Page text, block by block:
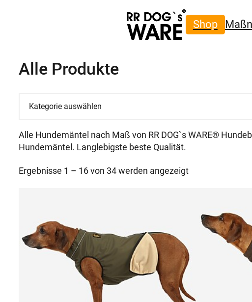
Shop
Alle Produkte
auswählen
Alle Hundemäntel nach Maß von RR DOG`s WARE®
Hundemäntel. Langlebigste beste Qualität.
Ergebnisse 1 – 16 von 34 werden angezeigt